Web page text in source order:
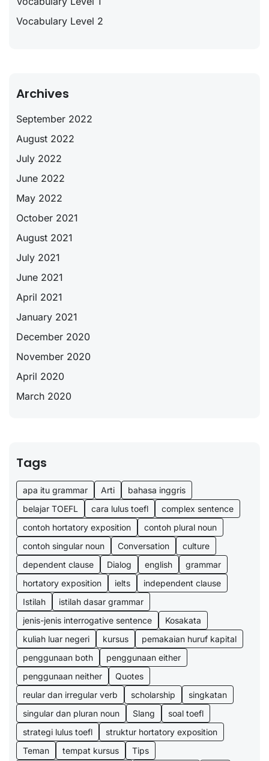
Vocabulary Level 2
Archives
September 2022
August 2022
July 2022
June 2022
May 2022
October 2021
August 2021
July 2021
June 2021
April 2021
January 2021
December 2020
November 2020
April 2020
March 2020
Tags
apa itu grammar Arti
bahasa inggris
belajar TOEFL
cara lulus toefl
complex sentence
contoh hortatory exposition
contoh plural noun
contoh singular noun
Conversation
culture
dependent clause
Dialog english
grammar
hortatory exposition
ielts
independent clause
Istilah
istilah dasar grammar
jenis-jenis interrogative sentence
Kosakata
kuliah luar negeri
kursus
pemakaian huruf kapital
penggunaan both
penggunaan either
penggunaan neither
Quotes
reular dan irregular verb
scholarship
singkatan
singular dan pluran noun
Slang
soal toefl
strategi lulus toefl
struktur hortatory exposition
Teman
tempat kursus
Tips